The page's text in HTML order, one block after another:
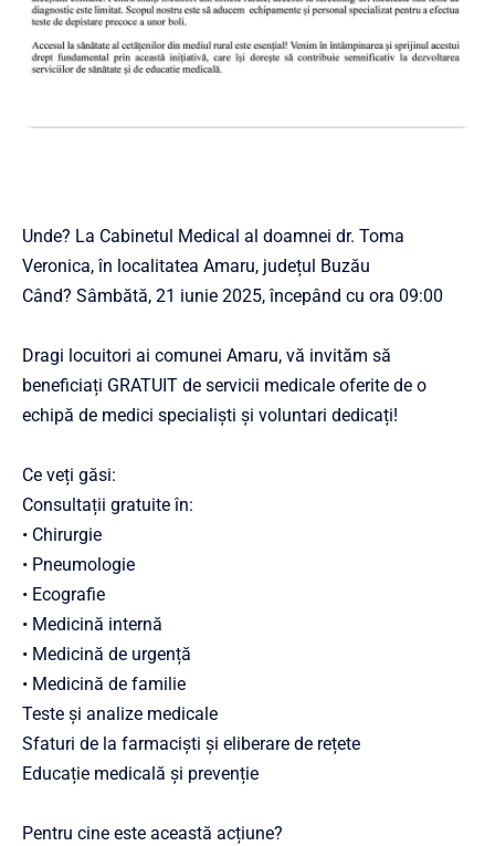
Unde? La Cabinetul Medical al doamnei dr. Toma
Veronica, în localitatea Amaru, județul Buzău
Când? Sâmbătă, 21 iunie 2025, începând cu ora 09:00
Dragi locuitori ai comunei Amaru, vă invităm să
beneficiați GRATUIT de servicii medicale oferite de o
echipă de medici specialiști și voluntari dedicați!
Ce veți găsi:
Consultații gratuite în:
• Chirurgie
• Pneumologie
• Ecografie
• Medicină internă
• Medicină de urgență
• Medicină de familie
Teste și analize medicale
Sfaturi de la farmaciști și eliberare de rețete
Educație medicală și prevenție
Pentru cine este această acțiune?